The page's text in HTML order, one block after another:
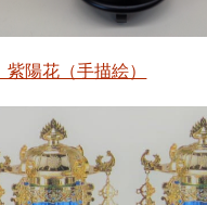
陽花（手描絵）